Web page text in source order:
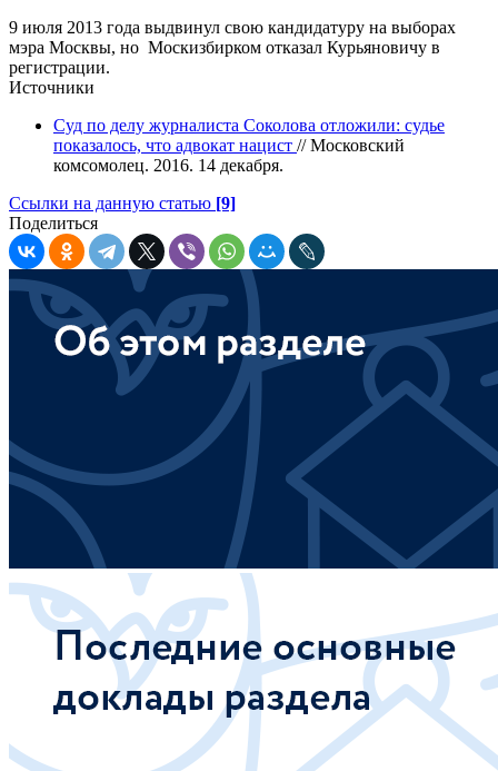
9 июля 2013 года выдвинул свою кандидатуру на выборах
мэра Москвы, но Москизбирком отказал Курьяновичу в
регистрации.
Источники
Суд по делу журналиста Соколова отложили: судье
показалось, что адвокат нацист // Московский
комсомолец. 2016. 14 декабря.
Ссылки на данную статью [9]
Поделиться